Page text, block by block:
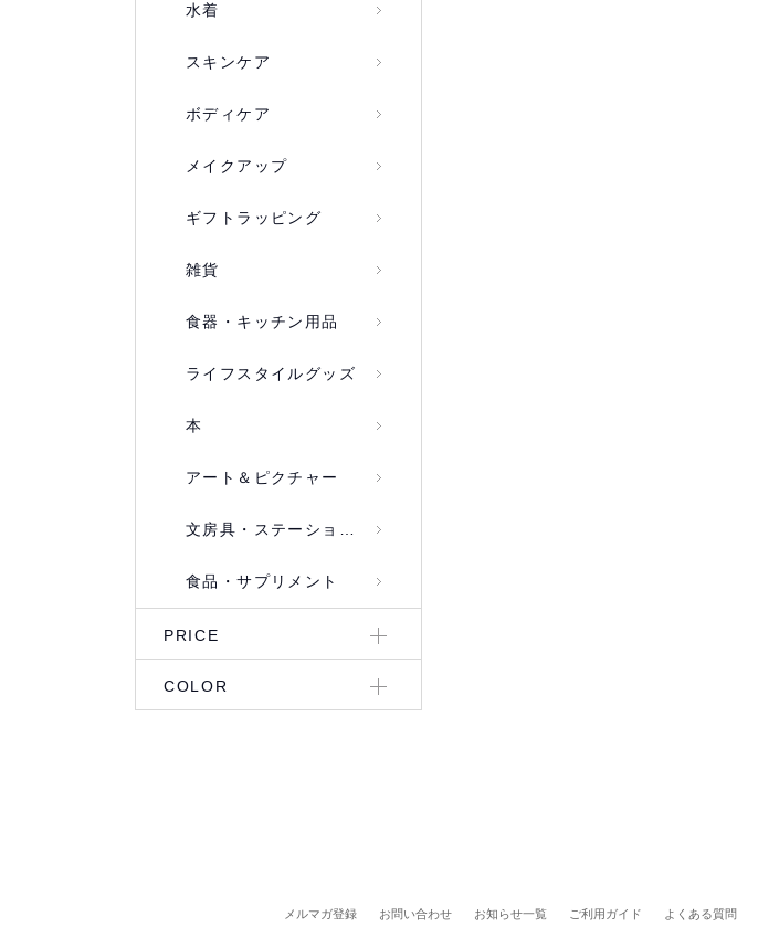
水着
スキンケア
ボディケア
メイクアップ
ギフトラッピング
雑貨
食器・キッチン用品
ライフスタイルグッズ
本
アート＆ピクチャー
文房具・ステーショナリー
食品・サプリメント
PRICE
COLOR
メルマガ登録 お問い合わせ お知らせ一覧 ご利用ガイド よくある質問